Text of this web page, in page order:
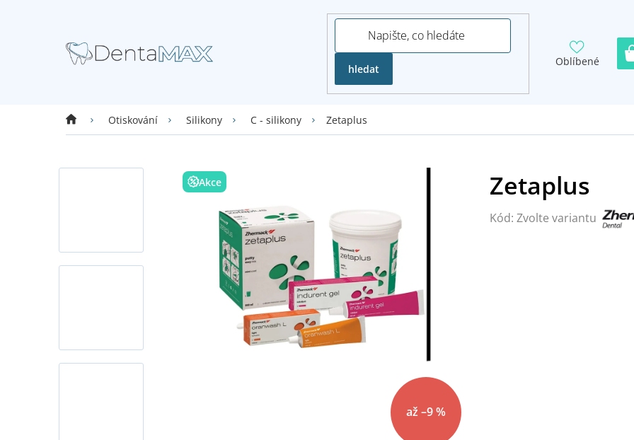
hledat
Oblíbené
Domů Otiskování Silikony C - silikony Zetaplus
Akce
až –9 %
Kód: Zvolte variantu